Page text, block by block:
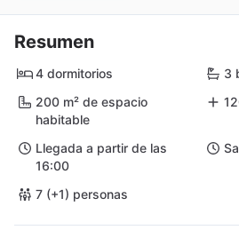
Resumen
4 dormitorios
3
200 m² de espacio
habitable
Llegada a partir de las
16:00
7 (+1) personas